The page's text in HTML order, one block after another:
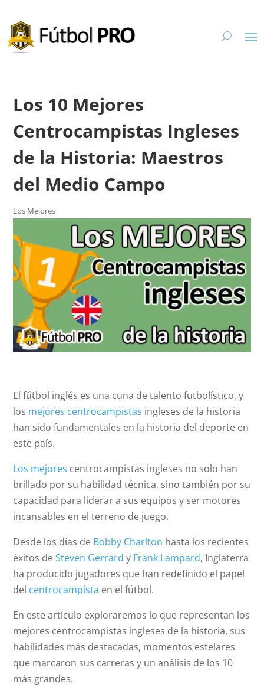
Los 10 Mejores
Centrocampistas Ingleses
de la Historia: Maestros
del Medio Campo
Los Mejores
El fútbol inglés es una cuna de talento futbolístico, y
los mejores centrocampistas ingleses de la historia
han sido fundamentales en la historia del deporte en
este país.
Los mejores centrocampistas ingleses no solo han
brillado por su habilidad técnica, sino también por su
capacidad para liderar a sus equipos y ser motores
incansables en el terreno de juego.
Desde los días de Bobby Charlton hasta los recientes
éxitos deSteven Gerrard y Frank Lampard, Inglaterra
ha producido jugadores que han redefinido el papel
del centrocampista en el fútbol.
En este artículo exploraremos lo que representan los
mejores centrocampistas ingleses de la historia, sus
habilidades más destacadas, momentos estelares
que marcaron sus carreras y un análisis de los 10
más grandes.